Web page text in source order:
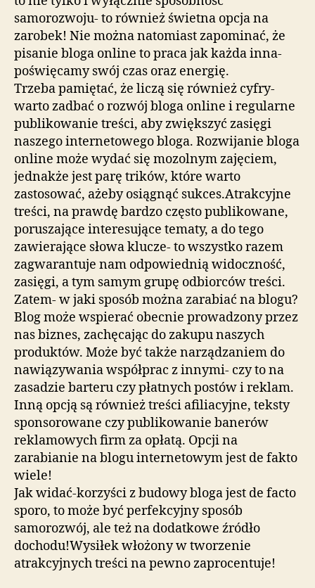
samorozwoju- to również świetna opcja na
zarobek! Nie można natomiast zapominać, że
pisanie bloga online to praca jak każda inna-
poświęcamy swój czas oraz energię.
Trzeba pamiętać, że liczą się również cyfry-
warto zadbać o rozwój bloga online i regularne
publikowanie treści, aby zwiększyć zasięgi
naszego internetowego bloga. Rozwijanie bloga
online może wydać się mozolnym zajęciem,
jednakże jest parę trików, które warto
zastosować, ażeby osiągnąć sukces.Atrakcyjne
treści, na prawdę bardzo często publikowane,
poruszające interesujące tematy, a do tego
zawierające słowa klucze- to wszystko razem
zagwarantuje nam odpowiednią widoczność,
zasięgi, a tym samym grupę odbiorców treści.
Zatem- w jaki sposób można zarabiać na blogu?
Blog może wspierać obecnie prowadzony przez
nas biznes, zachęcając do zakupu naszych
produktów. Może być także narządzaniem do
nawiązywania współprac z innymi- czy to na
zasadzie barteru czy płatnych postów i reklam.
Inną opcją są również treści afiliacyjne, teksty
sponsorowane czy publikowanie banerów
reklamowych firm za opłatą. Opcji na
zarabianie na blogu internetowym jest de fakto
wiele!
Jak widać-korzyści z budowy bloga jest de facto
sporo, to może być perfekcyjny sposób
samorozwój, ale też na dodatkowe źródło
dochodu!Wysiłek włożony w tworzenie
atrakcyjnych treści na pewno zaprocentuje!